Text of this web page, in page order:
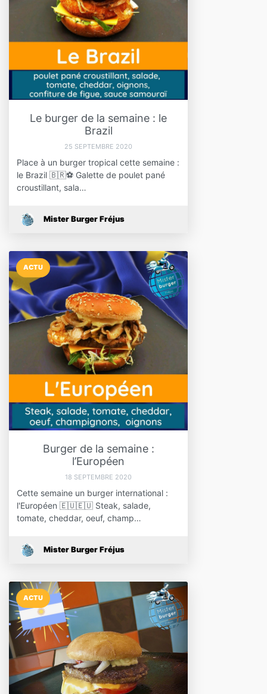
Le burger de la semaine : le
Brazil
25 SEPTEMBRE 2020
Place à un burger tropical cette semaine :
le Brazil 🇧🇷⚽️ Galette de poulet pané
croustillant, sala…
Mister Burger Fréjus
ACTU
Burger de la semaine :
l’Européen
18 SEPTEMBRE 2020
Cette semaine un burger international :
l'Européen 🇪🇺🇪🇺 Steak, salade,
tomate, cheddar, oeuf, champ…
Mister Burger Fréjus
ACTU